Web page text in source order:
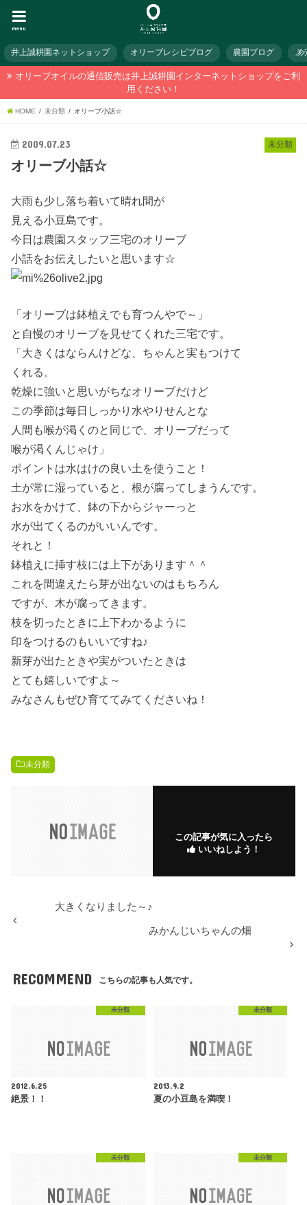
menu
井上誠耕園ネットショップ オリーブレシピブログ 農園ブログ メ
オリーブオイルの通信販売は井上誠耕園インターネットショップをご利
用ください！
HOME 未分類 オリーブ小話☆
未分類
2009.07.23
オリーブ小話☆
大雨も少し落ち着いて晴れ間が
見える小豆島です。
今日は農園スタッフ三宅のオリーブ
小話をお伝えしたいと思います☆
「オリーブは鉢植えでも育つんやで～」
と自慢のオリーブを見せてくれた三宅です。
「大きくはならんけどな、ちゃんと実もつけて
くれる。
乾燥に強いと思いがちなオリーブだけど
この季節は毎日しっかり水やりせんとな
人間も喉が渇くのと同じで、オリーブだって
喉が渇くんじゃけ」
ポイントは水はけの良い土を使うこと！
土が常に湿っていると、根が腐ってしまうんです。
お水をかけて、鉢の下からジャーっと
水が出てくるのがいいんです。
それと！
鉢植えに挿す枝には上下があります＾＾
これを間違えたら芽が出ないのはもちろん
ですが、木が腐ってきます。
枝を切ったときに上下わかるように
印をつけるのもいいですね♪
新芽が出たときや実がついたときは
とても嬉しいですよ～
みなさんもぜひ育ててみてくださいね！
未分類
この記事が気に入ったら
いいねしよう！
大きくなりました～♪
みかんじいちゃんの畑
RECOMMEND こちらの記事も人気です。
未分類
2012.6.25
絶景！！
未分類
2013.9.2
夏の小豆島を満喫！
未分類 未分類